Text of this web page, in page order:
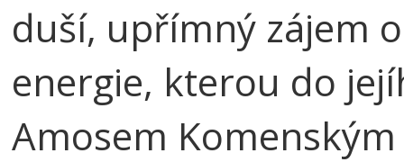
duší, upřímný zájem
energie, kterou do
Amosem